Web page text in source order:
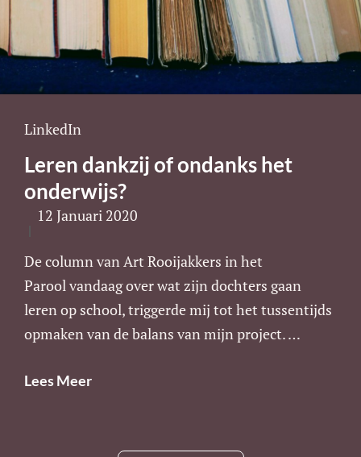
Cat
LinkedIn
Leren dankzij of ondanks het
onderwijs?
12 Januari 2020
De column van Art Rooijakkers in het
Parool vandaag over wat zijn dochters gaan
leren op school, triggerde mij tot het tussentijds
opmaken van de balans van mijn project. …
Lees MeerLeren
Ondanks